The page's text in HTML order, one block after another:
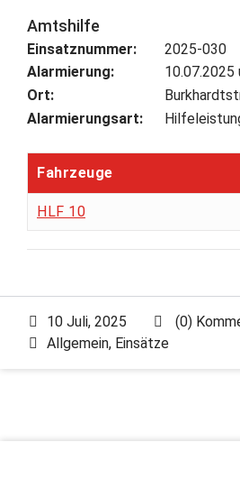
Amtshilfe
Einsatznummer:
Alarmierung:
Ort:
Alarmierungsart:
2025-030
10.07.2025
Fahrzeuge
HLF 10
10 Juli, 2025 (0)
Allgemein, Einsätze